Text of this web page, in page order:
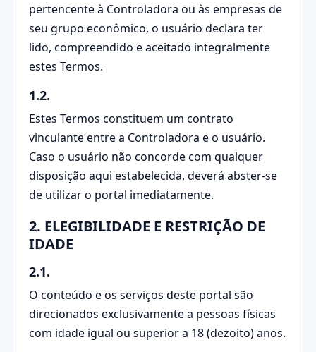
pertencente à Controladora ou às empresas de
seu grupo econômico, o usuário declara ter
lido, compreendido e aceitado integralmente
estes Termos.
1.2.
Estes Termos constituem um contrato
vinculante entre a Controladora e o usuário.
Caso o usuário não concorde com qualquer
disposição aqui estabelecida, deverá abster-se
de utilizar o portal imediatamente.
2. ELEGIBILIDADE E RESTRIÇÃO DE
IDADE
2.1.
O conteúdo e os serviços deste portal são
direcionados exclusivamente a pessoas físicas
com idade igual ou superior a 18 (dezoito) anos.